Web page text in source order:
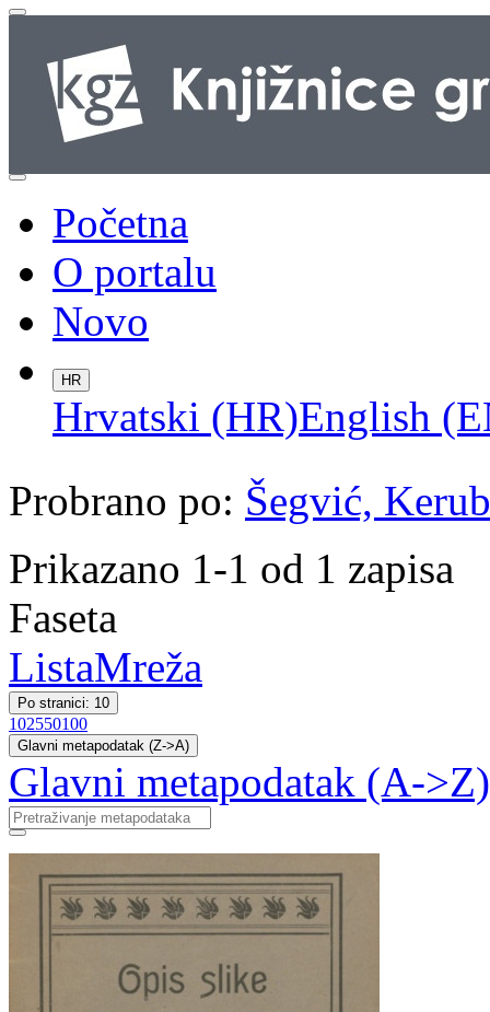
Početna
O portalu
Novo
HR
Hrvatski (HR)English
Probrano po: Šegvić,
Prikazano 1-1 od 1 zapisa
Faseta
ListaMreža
Po stranici: 10
102550100
Glavni metapodatak (Z->A)
Glavni metapodatak (A->Z)